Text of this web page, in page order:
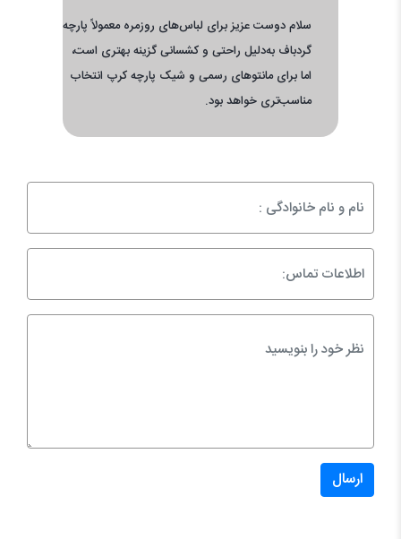
سلام دوست عزیز برای لباس‌های روزمره معمولاً پارچه
گردباف به‌دلیل راحتی و کشسانی گزینه بهتری است،
اما برای مانتوهای رسمی و شیک پارچه کرپ انتخاب
مناسب‌تری خواهد بود.
ارسال